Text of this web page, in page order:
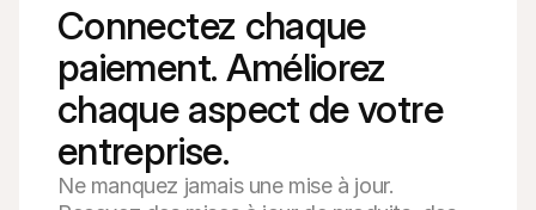
Connectez chaque
paiement. Améliorez
chaque aspect de votre
entreprise.
Ne manquez jamais une mise à jour.